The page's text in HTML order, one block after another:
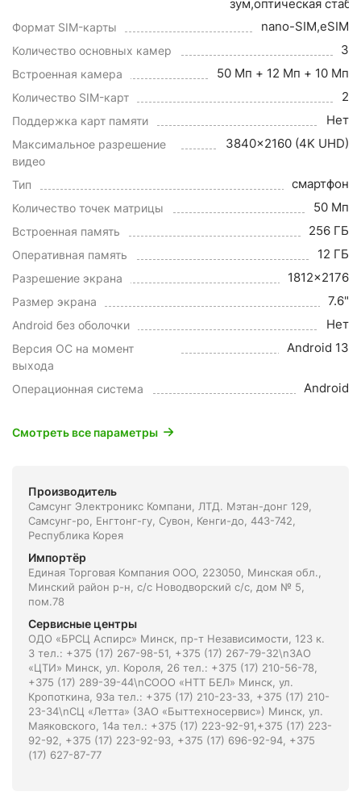
зум,оптическая
Формат SIM-карты nano-SIM,eSIM
Количество основных камер 3
Встроенная камера 50 Мп + 12 Мп + 10 Мп
Количество SIM-карт 2
Поддержка карт памяти Нет
Максимальное разрешение
видео
3840x2160 (4K UHD)
Тип смартфон
Количество точек матрицы 50 Мп
Встроенная память 256 ГБ
Оперативная память 12 ГБ
Разрешение экрана 1812x2176
Размер экрана 7.6"
Android без оболочки Нет
Версия ОС на момент
выхода
Android 13
Операционная система Android
Смотреть все параметры
Производитель
Самсунг Электроникс Компани, ЛТД. Мэтан-донг 129,
Самсунг-ро, Енгтонг-гу, Сувон, Кенги-до, 443-742,
Республика Корея
Импортёр
Единая Торговая Компания ООО, 223050, Минская обл.,
Минский район р-н, с/с Новодворский с/с, дом № 5,
пом.78
Сервисные центры
ОДО «БРСЦ Аспирс» Минск, пр-т Независимости, 123 к.
3 тел.: +375 (17) 267-98-51, +375 (17) 267-79-32\nЗАО
«ЦТИ» Минск, ул. Короля, 26 тел.: +375 (17) 210-56-78,
+375 (17) 289-39-44\nСООО «НТТ БЕЛ» Минск, ул.
Кропоткина, 93а тел.: +375 (17) 210-23-33, +375 (17) 210-
23-34\nСЦ «Летта» (ЗАО «Быттехносервис») Минск, ул.
Маяковского, 14а тел.: +375 (17) 223-92-91,+375 (17) 223-
92-92, +375 (17) 223-92-93, +375 (17) 696-92-94, +375
(17) 627-87-77